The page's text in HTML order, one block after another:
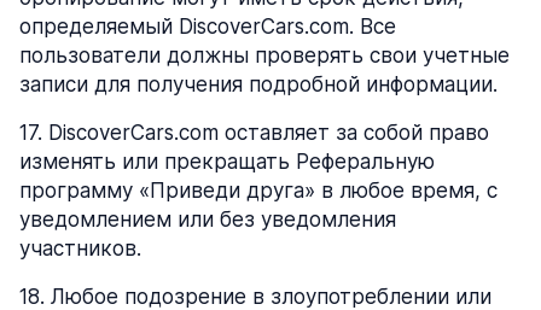
определяемый DiscoverCars.com. Все
пользователи должны проверять свои учетные
записи для получения подробной информации.
17. DiscoverCars.com оставляет за собой право
изменять или прекращать Реферальную
программу «Приведи друга» в любое время, с
уведомлением или без уведомления
участников.
18. Любое подозрение в злоупотреблении или